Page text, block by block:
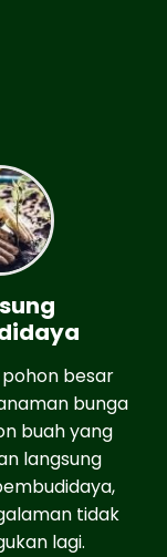
pohon besar
bunga
buah yang
langsung
tidak
lagi.